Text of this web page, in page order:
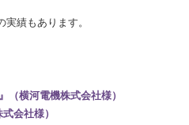
績もあります。
（横河電機株式会社様）
会社様）